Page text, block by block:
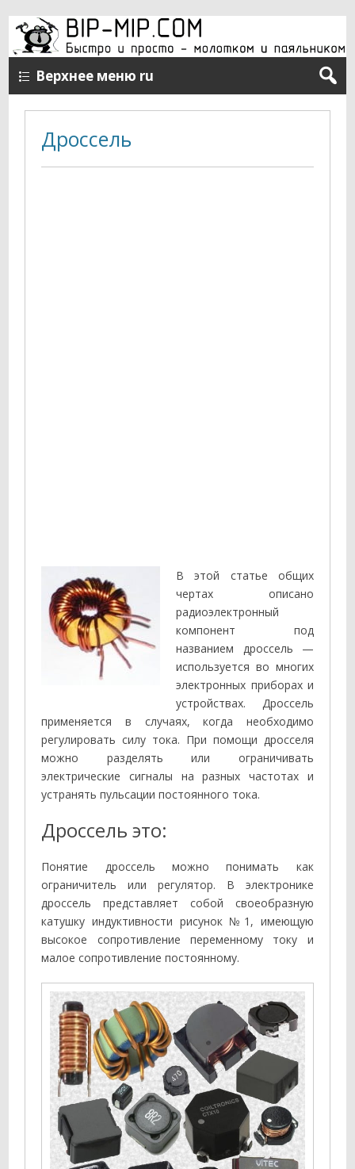
Верхнее меню ru
Дроссель
В этой статье общих
чертах описано
радиоэлектронный
компонент под
названием дроссель —
используется во многих
электронных приборах и
устройствах. Дроссель
применяется в случаях, когда необходимо
регулировать силу тока. При помощи дросселя
можно разделять или ограничивать
электрические сигналы на разных частотах и
устранять пульсации постоянного тока.
Дроссель это:
Понятие дроссель можно понимать как
ограничитель или регулятор. В электронике
дроссель представляет собой своеобразную
катушку индуктивности рисунок №1, имеющую
высокое сопротивление переменному току и
малое сопротивление постоянному.